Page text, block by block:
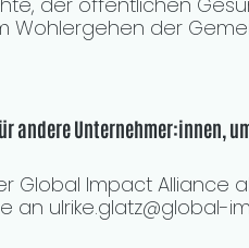
Wohlergehen der
andere Unternehmer:innen,
Global Impact Alliance
an ulrike.glatz@global-